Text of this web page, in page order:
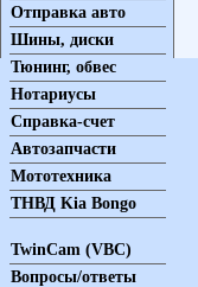
Отправка авто
Шины, диски
Тюнинг, обвес
Нотариусы
Справка-счет
Автозапчасти
Мототехника
ТНВД Kia Bongo
TwinCam (VBC)
Вопросы/ответы